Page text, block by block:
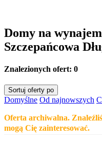
Domy na
Szczepańcowa
Znalezionych ofert: 0
Sortuj oferty po
Domyślne Od najnowszych
Oferta archiwalna.
mogą Cię zainteresować.